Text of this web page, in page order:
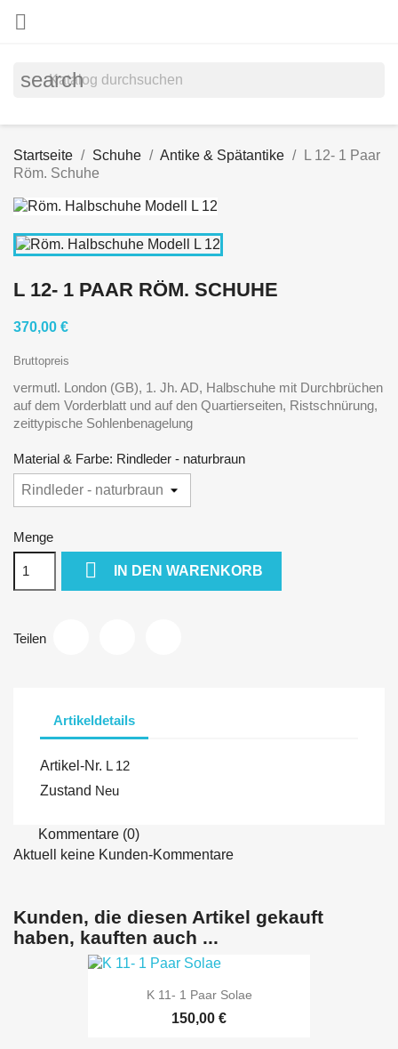

search
Startseite Schuhe Antike & Spätantike
L 12- 1 Paar
Röm. Schuhe
L 12- 1 PAAR RÖM. SCHUHE
370,00 €
Bruttopreis
vermutl. London (GB), 1. Jh. AD, Halbschuhe mit Durchbrüchen
auf dem Vorderblatt und auf den Quartierseiten, Ristschnürung,
zeittypische Sohlenbenagelung
Material & Farbe: Rindleder - naturbraun
Menge
 IN DEN WARENKORB
Teilen
Artikeldetails
Artikel-Nr. L 12
Zustand Neu
Kommentare (0)
Aktuell keine Kunden-Kommentare
Kunden, die diesen Artikel gekauft
haben, kauften auch ...
K 11- 1 Paar Solae
150,00 €